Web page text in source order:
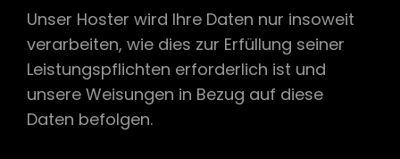
Unser Hoster wird Ihre Daten nur insoweit
verarbeiten, wie dies zur Erfüllung seiner
Leistungspflichten erforderlich ist und
unsere Weisungen in Bezug auf diese
Daten befolgen.